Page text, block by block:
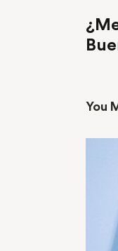
You